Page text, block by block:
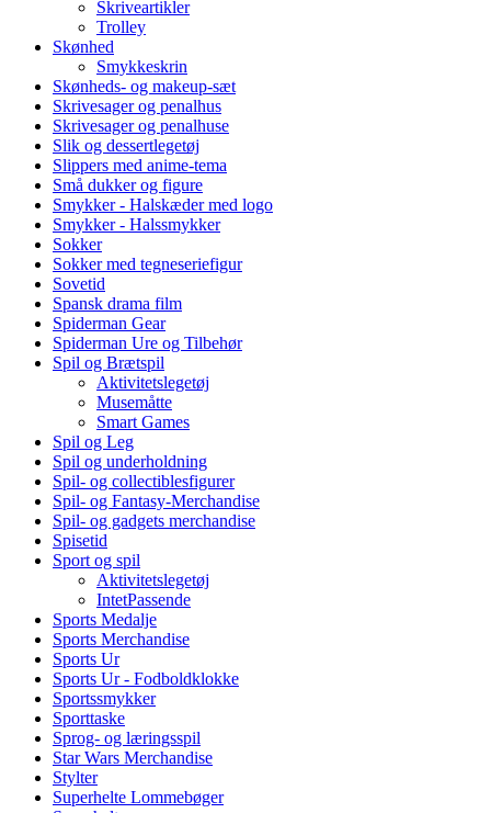
Skriveartikler
Trolley
Skønhed
Smykkeskrin
Skønheds- og makeup-sæt
Skrivesager og penalhus
Skrivesager og penalhuse
Slik og dessertlegetøj
Slippers med anime-tema
Små dukker og figure
Smykker - Halskæder med logo
Smykker - Halssmykker
Sokker
Sokker med tegneseriefigur
Sovetid
Spansk drama film
Spiderman Gear
Spiderman Ure og Tilbehør
Spil og Brætspil
Aktivitetslegetøj
Musemåtte
Smart Games
Spil og Leg
Spil og underholdning
Spil- og collectiblesfigurer
Spil- og Fantasy-Merchandise
Spil- og gadgets merchandise
Spisetid
Sport og spil
Aktivitetslegetøj
IntetPassende
Sports Medalje
Sports Merchandise
Sports Ur
Sports Ur - Fodboldklokke
Sportssmykker
Sporttaske
Sprog- og læringsspil
Star Wars Merchandise
Stylter
Superhelte Lommebøger